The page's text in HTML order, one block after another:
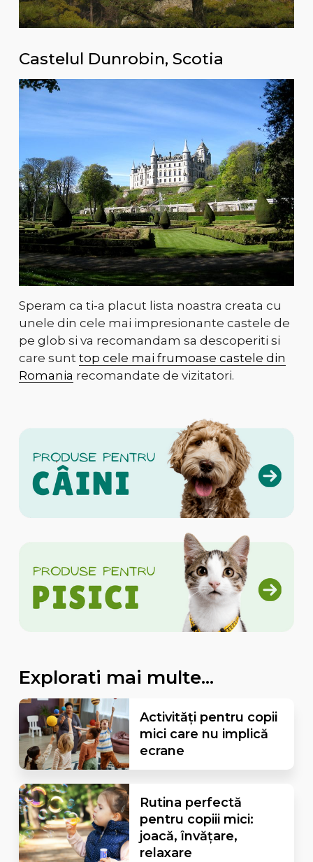
Castelul Dunrobin, Scotia
Speram ca ti-a placut lista noastra creata cu
unele din cele mai impresionante castele de
pe glob si va recomandam sa descoperiti si
care sunt top cele mai frumoase castele din
Romania recomandate de vizitatori.
Explorati mai multe...
Activități pentru copii
mici care nu implică
ecrane
Rutina perfectă
pentru copiii mici:
joacă, învățare,
relaxare